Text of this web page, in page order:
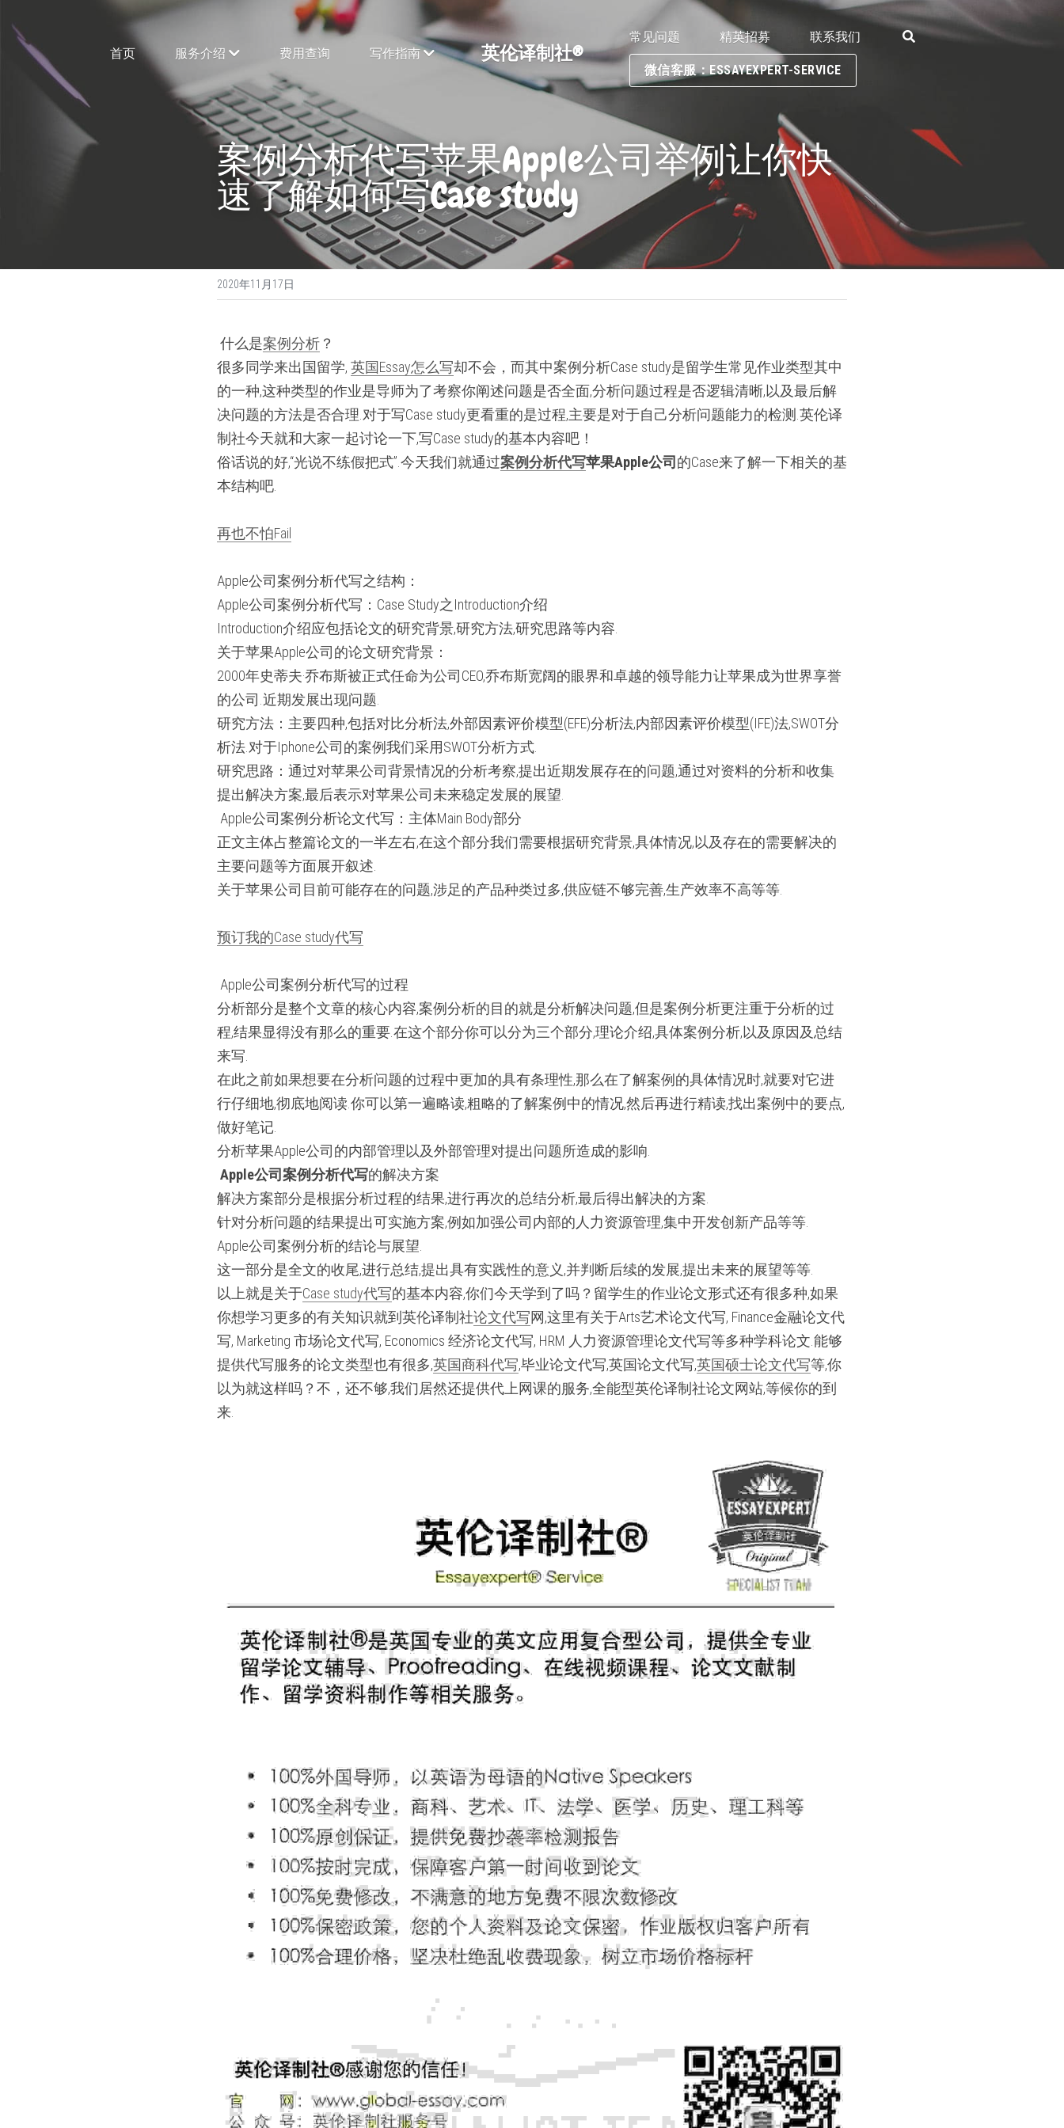
首页 服务介绍 费用查询 写作指南 英伦译制社®
常见问题 精英招募 联系我们
微信客服：ESSAYEXPERT-SERVICE
案例分析代写苹果Apple公司举例让你快
速了解如何写Case study
2020年11月17日
什么是案例分析 ？
很多同学来出国留学, 英国Essay怎么写却不会，而其中案例分析Case study是留学生常见作业类型其中
的一种,这种类型的作业是导师为了考察你阐述问题是否全面,分析问题过程是否逻辑清晰,以及最后解
决问题的方法是否合理.对于写Case study更看重的是过程,主要是对于自己分析问题能力的检测.英伦译
制社今天就和大家一起讨论一下,写Case study的基本内容吧！
俗话说的好,“光说不练假把式”.今天我们就通过案例分析代写苹果Apple公司 的Case来了解一下相关的基
本结构吧.
再也不怕Fail
Apple公司案例分析代写之结构：
Apple公司案例分析代写：Case Study之Introduction介绍
Introduction介绍应包括论文的研究背景,研究方法,研究思路等内容.
关于苹果Apple公司的论文研究背景：
2000年史蒂夫·乔布斯被正式任命为公司CEO,乔布斯宽阔的眼界和卓越的领导能力让苹果成为世界享誉
的公司.近期发展出现问题.
研究方法：主要四种,包括对比分析法,外部因素评价模型(EFE)分析法,内部因素评价模型(IFE)法,SWOT分
析法.对于Iphone公司的案例我们采用SWOT分析方式.
研究思路：通过对苹果公司背景情况的分析考察,提出近期发展存在的问题,通过对资料的分析和收集
提出解决方案,最后表示对苹果公司未来稳定发展的展望.
Apple公司案例分析论文代写：主体Main Body部分
正文主体占整篇论文的一半左右,在这个部分我们需要根据研究背景,具体情况,以及存在的需要解决的
主要问题等方面展开叙述.
关于苹果公司目前可能存在的问题,涉足的产品种类过多,供应链不够完善,生产效率不高等等.
预订我的Case study代写
Apple公司案例分析代写的过程
分析部分是整个文章的核心内容,案例分析的目的就是分析解决问题,但是案例分析更注重于分析的过
程,结果显得没有那么的重要.在这个部分你可以分为三个部分,理论介绍,具体案例分析,以及原因及总结
来写.
在此之前如果想要在分析问题的过程中更加的具有条理性,那么在了解案例的具体情况时,就要对它进
行仔细地,彻底地阅读.你可以第一遍略读,粗略的了解案例中的情况,然后再进行精读,找出案例中的要点,
做好笔记.
分析苹果Apple公司的内部管理以及外部管理对提出问题所造成的影响.
Apple公司案例分析代写的解决方案
解决方案部分是根据分析过程的结果,进行再次的总结分析,最后得出解决的方案.
针对分析问题的结果提出可实施方案,例如加强公司内部的人力资源管理,集中开发创新产品等等.
Apple公司案例分析的结论与展望.
这一部分是全文的收尾,进行总结,提出具有实践性的意义,并判断后续的发展,提出未来的展望等等.
以上就是关于Case study代写的基本内容,你们今天学到了吗？留学生的作业论文形式还有很多种,如果
你想学习更多的有关知识就到英伦译制社论文代写网,这里有关于Arts艺术论文代写, Finance金融论文代
写, Marketing 市场论文代写, Economics 经济论文代写, HRM 人力资源管理论文代写等多种学科论文.能够
提供代写服务的论文类型也有很多,英国商科代写,毕业论文代写,英国论文代写,英国硕士论文代写等,你
以为就这样吗？不，还不够,我们居然还提供代上网课的服务,全能型英伦译制社论文网站,等候你的到
来.